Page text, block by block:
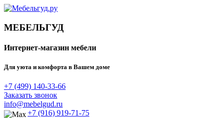
МЕБЕЛЬГУД
Интернет-магазин мебели
Для уюта и комфорта в Вашем доме
+7 (499) 140-33-66
Заказать звонок
info@mebelgud.ru
+7 (916) 919-71-75